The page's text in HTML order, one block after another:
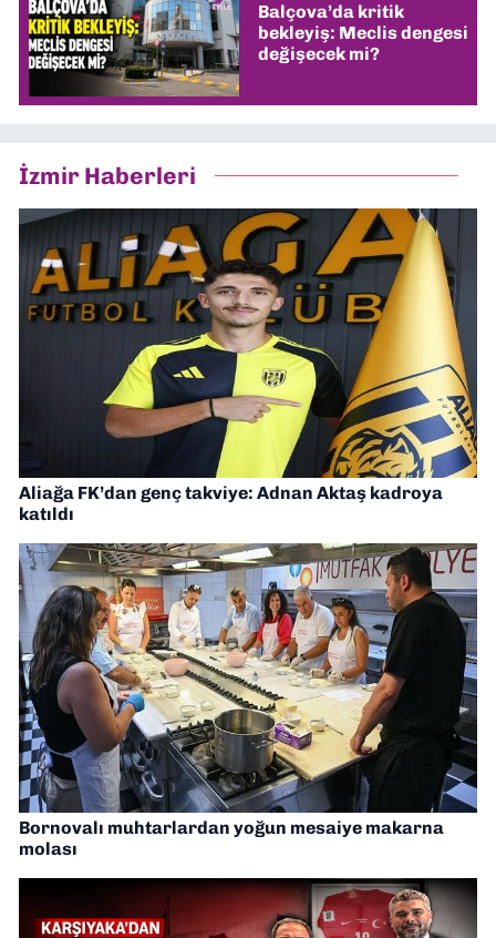
Balçova’da kritik
bekleyiş: Meclis dengesi
değişecek mi?
İzmir Haberleri
Aliağa FK’dan genç takviye: Adnan Aktaş kadroya
katıldı
Bornovalı muhtarlardan yoğun mesaiye makarna
molası